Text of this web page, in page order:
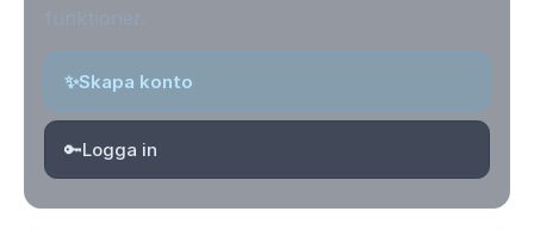
✨Skapa konto
🔑Logga in